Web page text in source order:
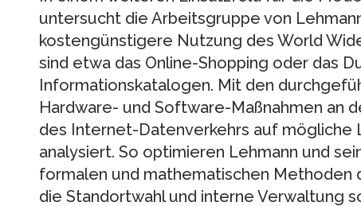
untersucht die Arbeitsgruppe von
kostengünstigere Nutzung des World
sind etwa das Online-Shopping oder das
Informationskatalogen. Mit den
Hardware- und Software-Maßnahmen an
des Internet-Datenverkehrs auf mögliche
analysiert. So optimieren Lehmann und
formalen und mathematischen Methoden
die Standortwahl und interne Verwaltung